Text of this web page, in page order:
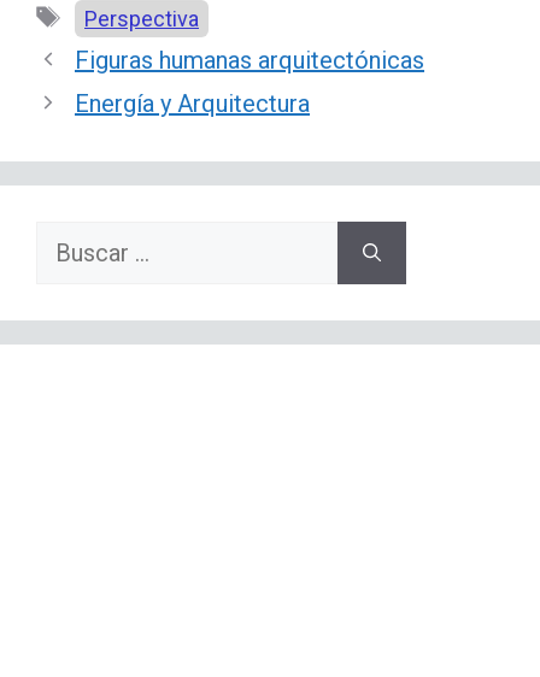
Etiquetas
Perspectiva
Figuras humanas arquitectónicas
Energía y Arquitectura
Buscar: